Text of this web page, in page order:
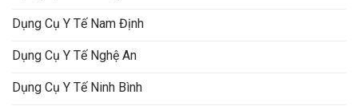
Dụng Cụ Y Tế Nam Định
Dụng Cụ Y Tế Nghệ An
Dụng Cụ Y Tế Ninh Bình